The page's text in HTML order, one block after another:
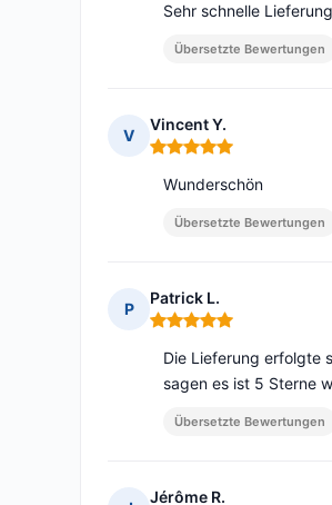
Sehr schnelle
Übersetzte Bewertungen
V
Vincent Y.
Hinweis: 5 von 5
Wunderschön
Übersetzte Bewertungen
P
Patrick L.
Hinweis: 5 von 5
Die Lieferung erfolgte
sagen es ist 5 Sterne
Übersetzte Bewertungen
Jérôme R.